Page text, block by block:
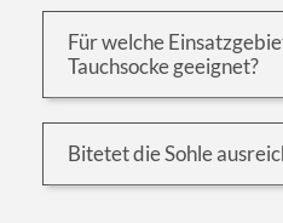
Für welche
Tauchsocke geeignet?
Bitetet die Sohle